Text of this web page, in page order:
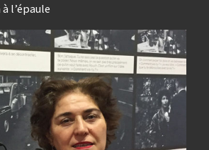
l’épaule